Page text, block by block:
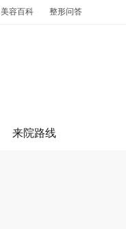
美容百科 整形问答
来院路线